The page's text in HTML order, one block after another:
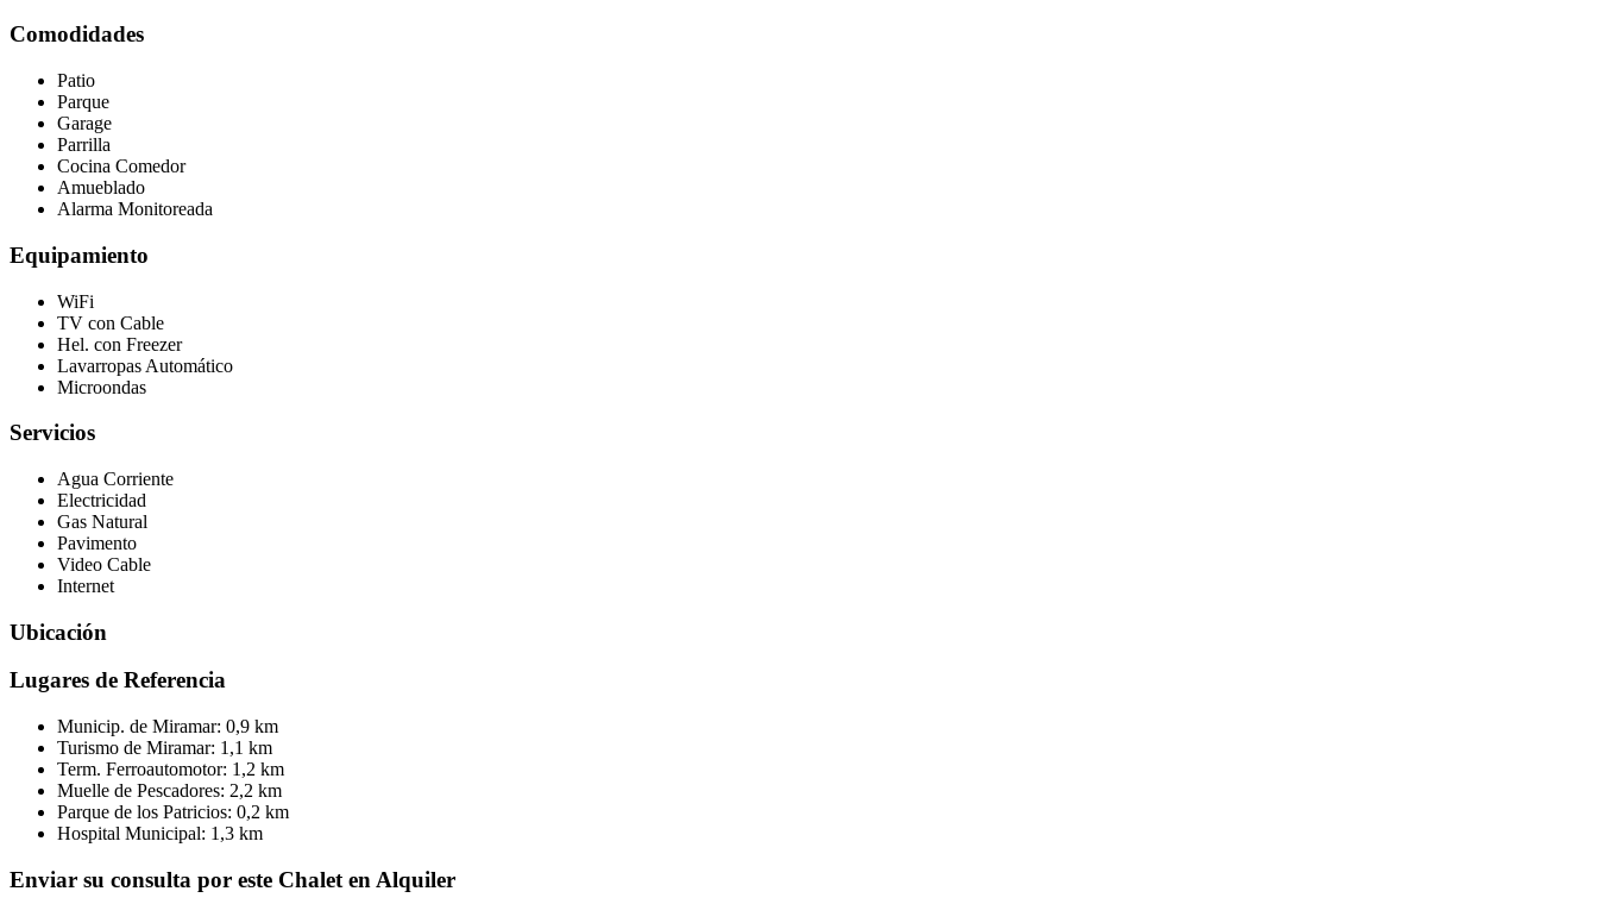
Comodidades
Patio
Parque
Garage
Parrilla
Cocina Comedor
Amueblado
Alarma Monitoreada
Equipamiento
WiFi
TV con Cable
Hel. con Freezer
Lavarropas Automático
Microondas
Servicios
Agua Corriente
Electricidad
Gas Natural
Pavimento
Video Cable
Internet
Ubicación
Lugares de Referencia
Municip. de Miramar: 0,9 km
Turismo de Miramar: 1,1 km
Term. Ferroautomotor: 1,2 km
Muelle de Pescadores: 2,2 km
Parque de los Patricios: 0,2 km
Hospital Municipal: 1,3 km
Enviar su consulta por este Chalet en Alquiler